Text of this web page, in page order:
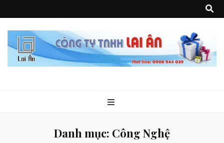
Ân
phẩm về nhựa như áo mưa, túi nhựa, handger…Đặc biệt là các sản phẩm
từ MICA, MDF, FORMAT như tủ trưng bày, quầy, kệ, Tray…
Danh mục: Công Nghệ